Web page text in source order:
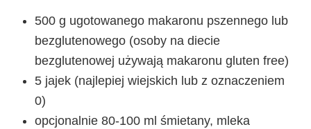
500 g ugotowanego makaronu pszennego lub
bezglutenowego (osoby na diecie
bezglutenowej używają makaronu gluten free)
5 jajek (najlepiej wiejskich lub z oznaczeniem
0)
opcjonalnie 80-100 ml śmietany, mleka